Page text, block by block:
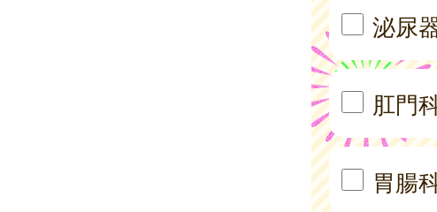
泌尿
肛門
胃腸